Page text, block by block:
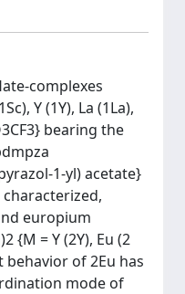
complexes
Y (1Y), La (1La),
bearing the
1-yl) acetate}
europium
{M = Y (2Y), Eu (2
behavior of 2Eu has
mode of